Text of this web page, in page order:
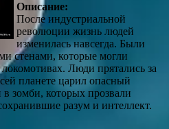
Описание:
После индустриальной
революции жизнь людей
изменилась навсегда. Были
стенами, которые могли
Люди прятались за
планете царил опасный
зомби, которых прозвали
разум и интеллект.